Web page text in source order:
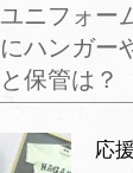
ユニフォー
にハンガー
と保管は？
応